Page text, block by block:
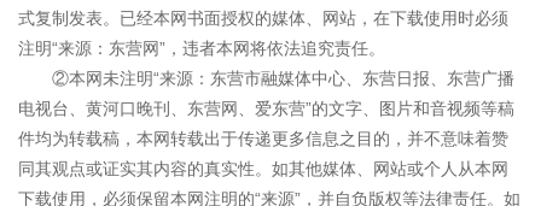
式复制发表。已经本网书面授权的媒体、网站，在下载使用时必须
注明“来源：东营网”，违者本网将依法追究责任。
②本网未注明“来源：东营市融媒体中心、东营日报、东营广播
电视台、黄河口晚刊、东营网、爱东营”的文字、图片和音视频等稿
件均为转载稿，本网转载出于传递更多信息之目的，并不意味着赞
同其观点或证实其内容的真实性。如其他媒体、网站或个人从本网
下载使用，必须保留本网注明的“来源”，并自负版权等法律责任。如